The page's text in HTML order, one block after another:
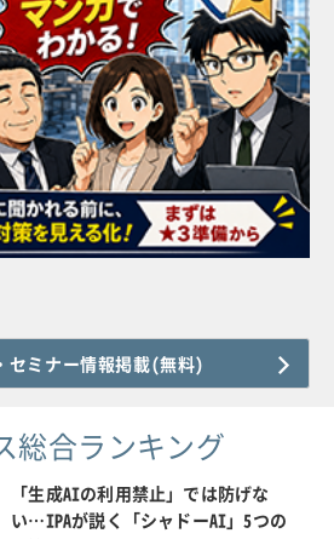
セミナー情報掲載(無料)
総合ランキング
「生成AIの利用禁止」では防げな
い…IPAが説く「シャドーAI」5つの